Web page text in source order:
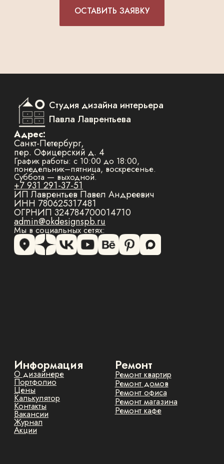
ОСТАВИТЬ ЗАЯВКУ